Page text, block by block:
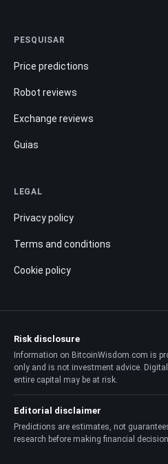
PESQUISAR
Price predictions
Robot reviews
Exchange reviews
Guias
LEGAL
Privacy policy
Terms and conditions
Cookie policy
Risk disclosure
Information on BitcoinWisdom.com is
only and is not investment advice.
entire capital may be at risk.
Editorial disclaimer
Predictions are estimates, not
research before making financial